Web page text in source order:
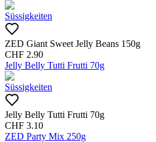
Süssigkeiten
ZED Giant Sweet Jelly Beans 150g
CHF 2.90
Jelly Belly Tutti Frutti 70g
Süssigkeiten
Jelly Belly Tutti Frutti 70g
CHF 3.10
ZED Party Mix 250g